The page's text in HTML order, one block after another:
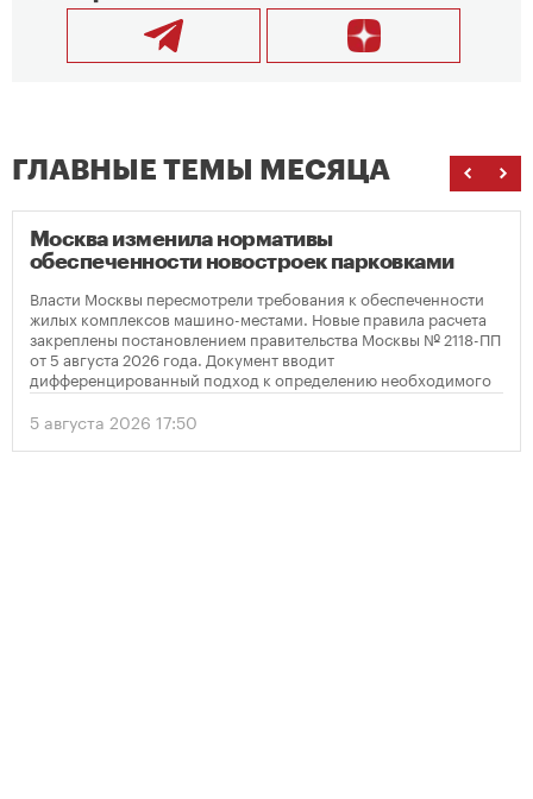
ГЛАВНЫЕ ТЕМЫ МЕСЯЦА
Москва изменила нормативы
обеспеченности новостроек парковками
Власти Москвы пересмотрели требования к обеспеченности
жилых комплексов машино-местами. Новые правила расчета
закреплены постановлением правительства Москвы № 2118-ПП
от 5 августа 2026 года. Документ вводит
дифференцированный подход к определению необходимого
количества парковок в зависимости от площади квартир и
устанавливает переходный период для уже согласованных
проектов.
5 августа 2026 17:50